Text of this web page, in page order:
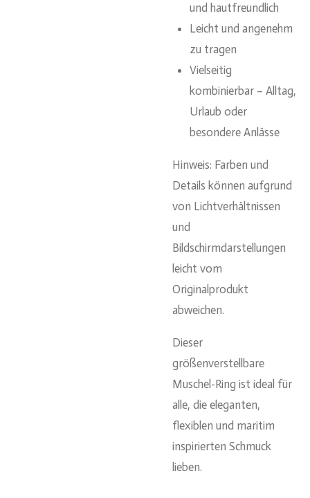
und hautfreundlich
Leicht und angenehm
zu tragen
Vielseitig
kombinierbar – Alltag,
Urlaub oder
besondere Anlässe
Hinweis: Farben und
Details können aufgrund
von Lichtverhältnissen
und
Bildschirmdarstellungen
leicht vom
Originalprodukt
abweichen.
Dieser
größenverstellbare
Muschel-Ring ist ideal für
alle, die eleganten,
flexiblen und maritim
inspirierten Schmuck
lieben.